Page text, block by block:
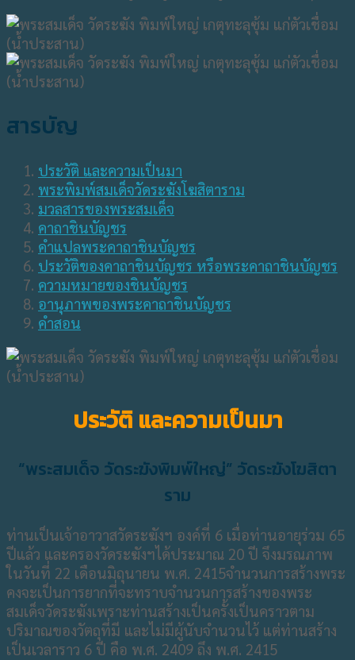
สารบัญ
ประวัติ และความเป็นมา
พระพิมพ์สมเด็จวัดระฆังโฆสิตาราม
มวลสารของพระสมเด็จ
คาถาชินบัญชร
คำแปลพระคาถาชินบัญชร
ประวัติของคาถาชินบัญชร หรือพระคาถาชินบัญชร
ความหมายของชินบัญชร
อานุภาพของพระคาถาชินบัญชร
คำสอน
ประวัติ และความเป็นมา
“พระสมเด็จ วัดระฆังพิมพ์ใหญ่” วัดระฆังโฆสิตา
ราม
ท่านเป็นเจ้าอาวาสวัดระฆังฯ องค์ที่ 6 เมื่อท่านอายุร่วม 65
ปีแล้ว และครองวัดระฆังฯได้ประมาณ 20 ปี จึงมรณภาพ
ในวันที่ 22 เดือนมิถุนายน พ.ศ. 2415จำนวนการสร้างพระ
คงจะเป็นการยากที่จะทราบจำนวนการสร้างของพระ
สมเด็จวัดระฆังเพราะท่านสร้างเป็นครั้งเป็นคราวตาม
ปริมาณของวัตถุที่มี และไม่มีผู้นับจำนวนไว้ แต่ท่านสร้าง
เป็นเวลาราว 6 ปี คือ พ.ศ. 2409 ถึง พ.ศ. 2415